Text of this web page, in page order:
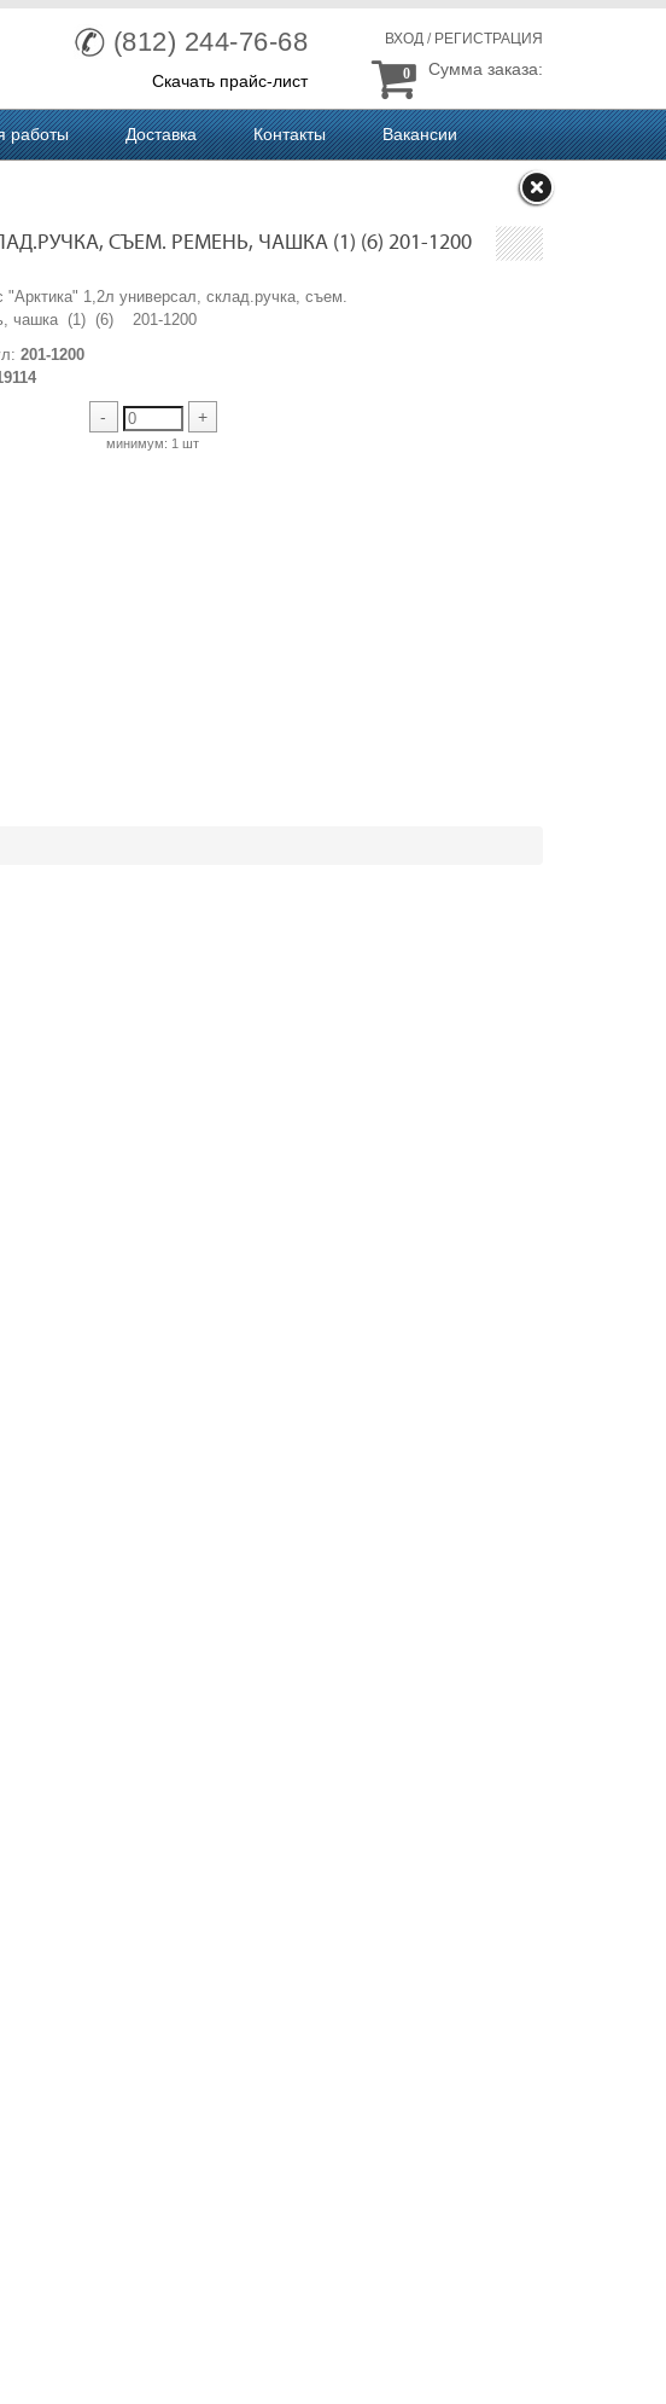
(812) 244-76-68
Скачать прайс-лист
ВХОД / РЕГИСТРАЦИЯ
Сумма заказа:
0
работы Доставка Контакты Вакансии
СЪЕМ. РЕМЕНЬ, ЧАШКА (1) (6) 201-1200
"Арктика" 1,2л универсал, склад.ручка, съем.
чашка (1) (6) 201-1200
201-1200
- +
минимум: 1 шт